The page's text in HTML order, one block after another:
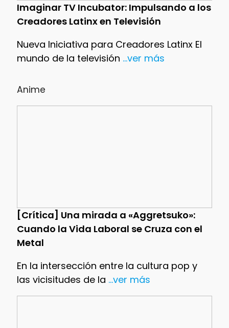
Imaginar TV Incubator: Impulsando a los
Creadores Latinx en Televisión
Nueva Iniciativa para Creadores Latinx El
mundo de la televisión ...ver más
Anime
[Crítica] Una mirada a «Aggretsuko»:
Cuando la Vida Laboral se Cruza con el
Metal
En la intersección entre la cultura pop y
las vicisitudes de la ...ver más